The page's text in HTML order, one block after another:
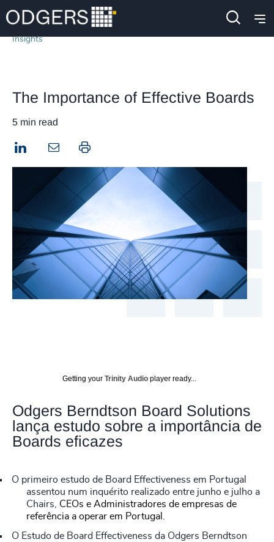
Insights
The Importance of Effective Boards
5 min read
LinkedIn Print this page
Getting your Trinity Audio player ready...
Odgers Berndtson Board Solutions
lança estudo sobre a importância de
Boards eficazes
O primeiro estudo de Board Effectiveness em Portugal
assentou num inquérito realizado entre junho e julho a
Chairs, CEOs e Administradores de empresas de
referência a operar em Portugal .
O Estudo de Board Effectiveness da Odgers Berndtson